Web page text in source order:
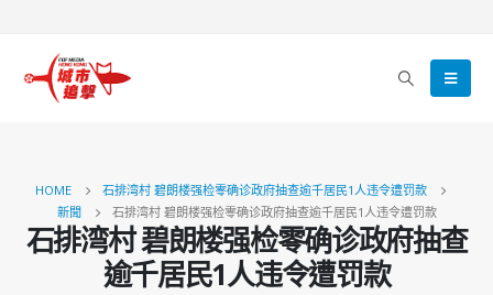
HOME
石排湾村 碧朗楼强检零确诊政府抽查逾千居民1人违令遭罚款
新聞
石排湾村 碧朗楼强检零确诊政府抽查逾千居民1人违令遭罚款
石排湾村 碧朗楼强检零确诊政府抽查
逾千居民1人违令遭罚款